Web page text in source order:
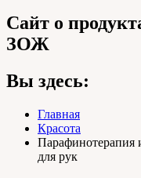
Сайт о
ЗОЖ
Вы здесь:
Главная
Красота
Парафинотерапия
для рук